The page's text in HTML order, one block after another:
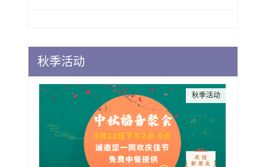
秋季活动
秋季活动